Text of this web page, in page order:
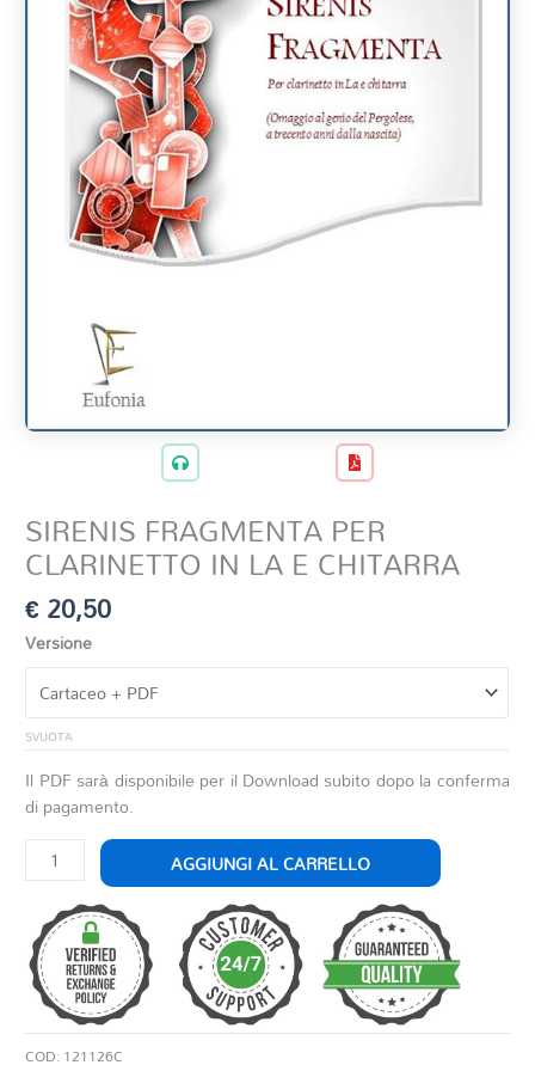
SIRENIS FRAGMENTA PER
CLARINETTO IN LA E CHITARRA
€20,50
Versione
SVUOTA
Il PDF sarà disponibile per il Download subito dopo la conferma
di pagamento.
SIRENIS
FRAGMENTA
CLARINETTO
IN
LA
CHITARRA
AGGIUNGI AL CARRELLO
COD: 121126C